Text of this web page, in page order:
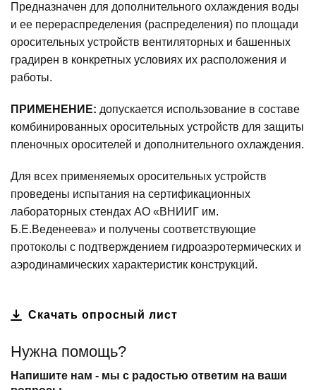
Предназначен для дополнительного охлаждения воды
и ее перераспределения (распределения) по площади
оросительных устройств вентиляторных и башенных
градирен в конкретных условиях их расположения и
работы.
ПРИМЕНЕНИЕ: допускается использование в составе
комбинированных оросительных устройств для защиты
пленочных оросителей и дополнительного охлаждения.
Для всех применяемых оросительных устройств
проведены испытания на сертификационных
лабораторных стендах АО «ВНИИГ им.
Б.Е.Веденеева» и получены соответствующие
протоколы с подтверждением гидроаэротермических и
аэродинамических характеристик конструкций.
Cкачать опросный лист
Нужна помощь?
Напишите нам - мы с радостью ответим на ваши